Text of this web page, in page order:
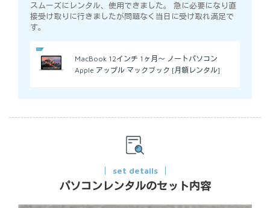
スムーズにレンタル、使用できました。 急に必要になり直
接受け取りに行きましたが問題なく当日に受け取れ満足で
す。
MacBook 12インチ 1ヶ月～ ノートパソコン
Apple アップル マックブック [月額レンタル]
set details
パソコンレンタルのセット内容